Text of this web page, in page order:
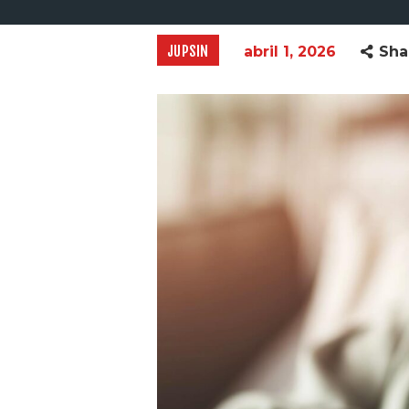
JUPSIN abril 1, 2026